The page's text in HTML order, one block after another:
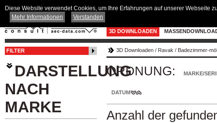
3D DOWNLOADEN
FILTER
DARSTELLUNG
NACH
MARKE
3D Downloaden / Ravak / Badezimmer-
ORDNUNG: MARKE/
DATUM
Anzahl der
Diese Website verwendet Cookies, um Ihre Erfahrungen auf unserer Webseite
Mehr Informationen
Verstanden